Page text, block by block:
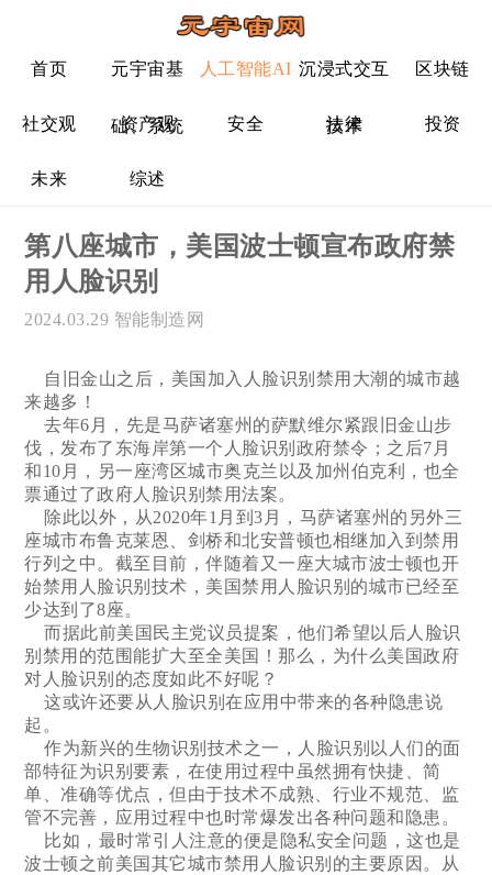
首页 元宇宙基
础、系统
人工智能AI 沉浸式交互
技术
区块链
社交观 资产观 安全 法律 投资
未来 综述
第八座城市，美国波士顿宣布政府禁
用人脸识别
2024.03.29 智能制造网
自旧金山之后，美国加入人脸识别禁用大潮的城市越
来越多！
去年6月，先是马萨诸塞州的萨默维尔紧跟旧金山步
伐，发布了东海岸第一个人脸识别政府禁令；之后7月
和10月，另一座湾区城市奥克兰以及加州伯克利，也全
票通过了政府人脸识别禁用法案。
除此以外，从2020年1月到3月，马萨诸塞州的另外三
座城市布鲁克莱恩、剑桥和北安普顿也相继加入到禁用
行列之中。截至目前，伴随着又一座大城市波士顿也开
始禁用人脸识别技术，美国禁用人脸识别的城市已经至
少达到了8座。
而据此前美国民主党议员提案，他们希望以后人脸识
别禁用的范围能扩大至全美国！那么，为什么美国政府
对人脸识别的态度如此不好呢？
这或许还要从人脸识别在应用中带来的各种隐患说
起。
作为新兴的生物识别技术之一，人脸识别以人们的面
部特征为识别要素，在使用过程中虽然拥有快捷、简
单、准确等优点，但由于技术不成熟、行业不规范、监
管不完善，应用过程中也时常爆发出各种问题和隐患。
比如，最时常引人注意的便是隐私安全问题，这也是
波士顿之前美国其它城市禁用人脸识别的主要原因。从